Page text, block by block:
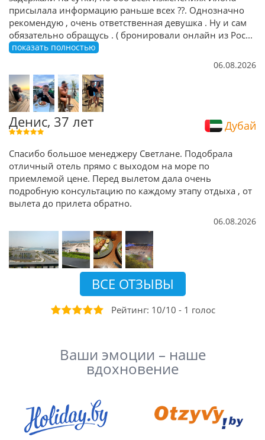
присылала информацию раньше всех ??. Однозначно
рекомендую , очень ответственная девушка . Ну и сам
обязательно обращусь . ( бронировали онлайн из Рос...
показать полностью
06.08.2026
Денис, 37 лет Дубай
Спасибо большое менеджеру Светлане. Подобрала
отличный отель прямо с выходом на море по
приемлемой цене. Перед вылетом дала очень
подробную консультацию по каждому этапу отдыха , от
вылета до прилета обратно.
06.08.2026
ВСЕ ОТЗЫВЫ
Рейтинг: 10/10 - 1 голос
Ваши эмоции – наше
вдохновение